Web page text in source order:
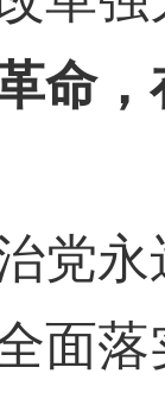
，
永
面